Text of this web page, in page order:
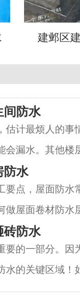
建邺区
间防水
估计最烦人的事
会漏水。其他楼
后，我们通常需
的堵漏方法。建
防水
要点，屋面防水
做屋面卷材防水
屋面防水谈论屋
邺区屋顶防水补
砖防水
要的一部分。因
水的关键区域！
会给楼下的居民